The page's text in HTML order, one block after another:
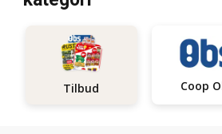
Tilbud Coop